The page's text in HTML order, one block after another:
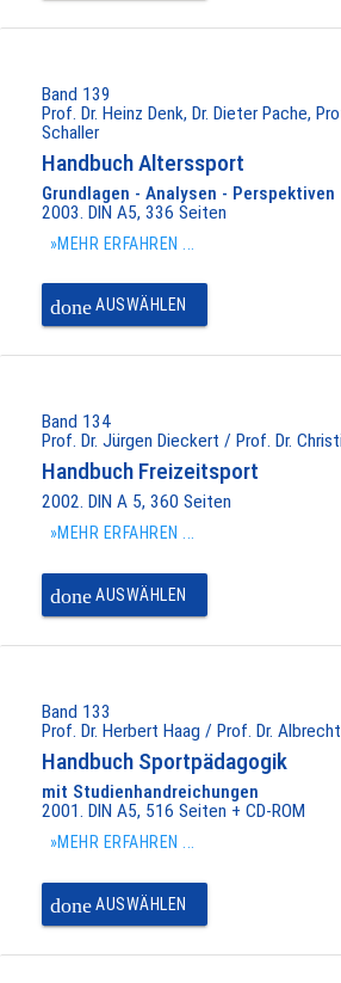
Band 139
Prof. Dr. Heinz Denk, Dr. Dieter Pache,
Schaller
Handbuch Alterssport
Grundlagen - Analysen - Perspektiven
2003. DIN A5, 336 Seiten
»MEHR ERFAHREN ...
doneAUSWÄHLEN
Band 134
Prof. Dr. Jürgen Dieckert / Prof. Dr.
Handbuch Freizeitsport
2002. DIN A 5, 360 Seiten
»MEHR ERFAHREN ...
doneAUSWÄHLEN
Band 133
Prof. Dr. Herbert Haag / Prof. Dr.
Handbuch Sportpädagogik
mit Studienhandreichungen
2001. DIN A5, 516 Seiten + CD-ROM
»MEHR ERFAHREN ...
doneAUSWÄHLEN